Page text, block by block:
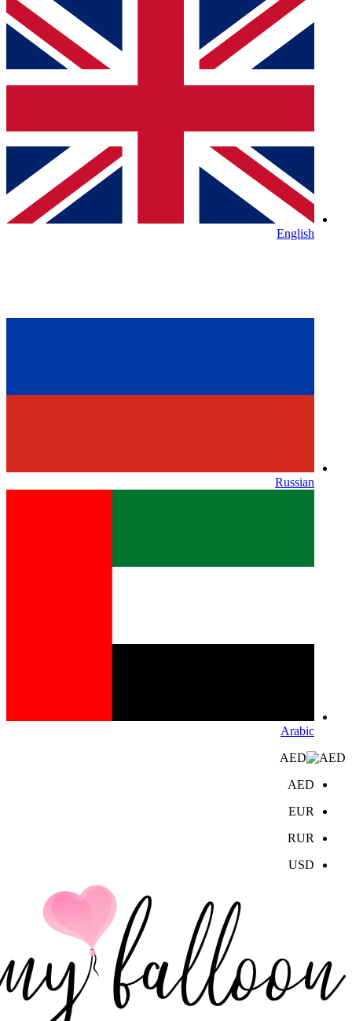
English
Russian
Arabic
AED
AED
EUR
RUR
USD